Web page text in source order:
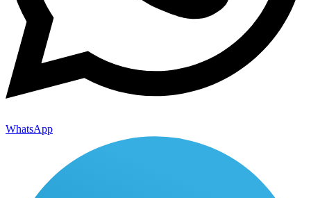
WhatsApp